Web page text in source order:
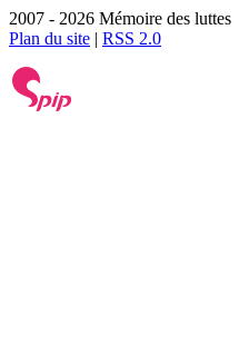
2007 - 2026 Mémoire des luttes
Plan du site | RSS 2.0